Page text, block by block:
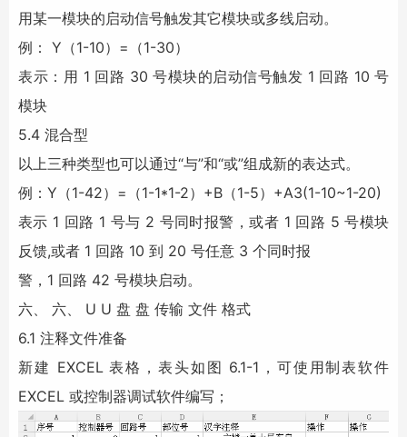
用某一模块的启动信号触发其它模块或多线启动。
例： Y（1-10）=（1-30）
表示：用 1 回路 30 号模块的启动信号触发 1 回路 10 号
模块
5.4 混合型
以上三种类型也可以通过“与”和“或”组成新的表达式。
例：Y（1-42）=（1-1*1-2）+B（1-5）+A3(1-10~1-20)
表示 1 回路 1 号与 2 号同时报警，或者 1 回路 5 号模块
反馈,或者 1 回路 10 到 20 号任意 3 个同时报
警，1 回路 42 号模块启动。
六、 六、 U U 盘 盘 传输 文件 格式
6.1 注释文件准备
新建 EXCEL 表格，表头如图 6.1-1，可使用制表软件
EXCEL 或控制器调试软件编写；